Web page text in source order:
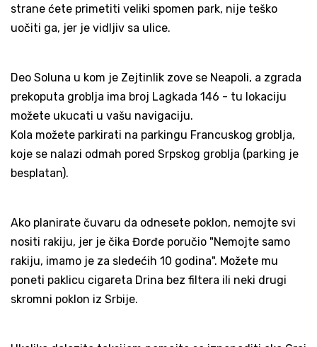
strane ćete primetiti veliki spomen park, nije teško
uočiti ga, jer je vidljiv sa ulice.
Deo Soluna u kom je Zejtinlik zove se Neapoli, a zgrada
prekoputa groblja ima broj Lagkada 146 - tu lokaciju
možete ukucati u vašu navigaciju.
Kola možete parkirati na parkingu Francuskog groblja,
koje se nalazi odmah pored Srpskog groblja (parking je
besplatan).
Ako planirate čuvaru da odnesete poklon, nemojte svi
nositi rakiju, jer je čika Đorđe poručio "Nemojte samo
rakiju, imamo je za sledećih 10 godina". Možete mu
poneti paklicu cigareta Drina bez filtera ili neki drugi
skromni poklon iz Srbije.